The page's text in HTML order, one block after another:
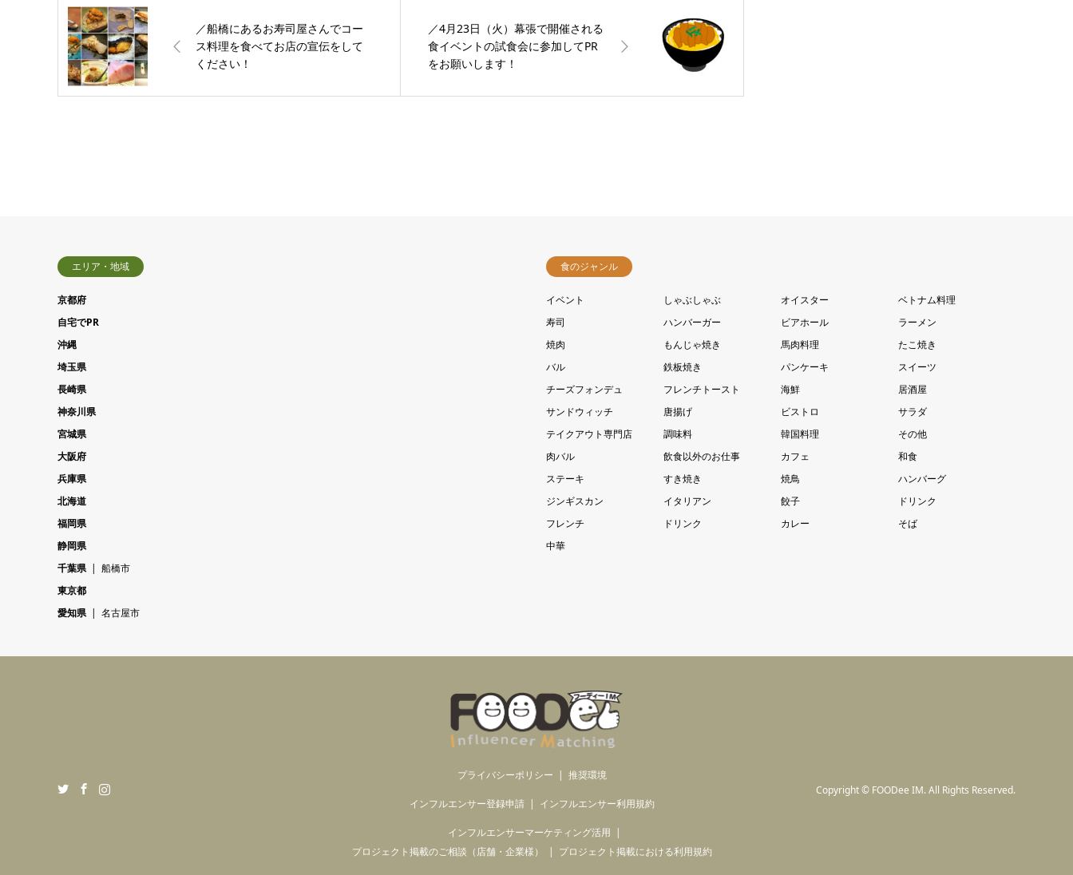
／船橋にあるお寿司屋さんでコー
ス料理を食べてお店の宣伝をして
ください！
／4月23日（火）幕張で開催される
食イベントの試食会に参加してPR
をお願いします！
エリア・地域
京都府
自宅でPR
沖縄
埼玉県
長崎県
神奈川県
宮城県
大阪府
兵庫県
北海道
福岡県
静岡県
千葉県
船橋市
東京都
愛知県
名古屋市
食のジャンル
イベント しゃぶしゃぶ オイスター
ベトナム料理
寿司
ハンバーガー ビアホール
ラーメン
焼肉
もんじゃ焼き 馬肉料理
たこ焼き
バル
鉄板焼き パンケーキ
スイーツ
チーズフォンデュ
フレンチトースト 海鮮
居酒屋
サンドウィッチ
唐揚げ ビストロ
サラダ
テイクアウト専門店
調味料 韓国料理
その他
肉バル
飲食以外のお仕事 カフェ
和食
ステーキ
すき焼き 焼鳥
ハンバーグ
ジンギスカン
イタリアン 餃子
ドリンク
フレンチ
ドリンク カレー
そば
中華
プライバシーポリシー 推奨環境
インフルエンサー登録申請 インフルエンサー利用規約
インフルエンサーマーケティング活用
プロジェクト掲載のご相談（店舗・企業様）
プロジェクト掲載における利用規約
Copyright© FOODee IM. All Rights Reserved.